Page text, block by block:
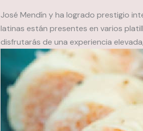
José Mendín y ha logrado prestigio
latinas están presentes en varios
disfrutarás de una experiencia